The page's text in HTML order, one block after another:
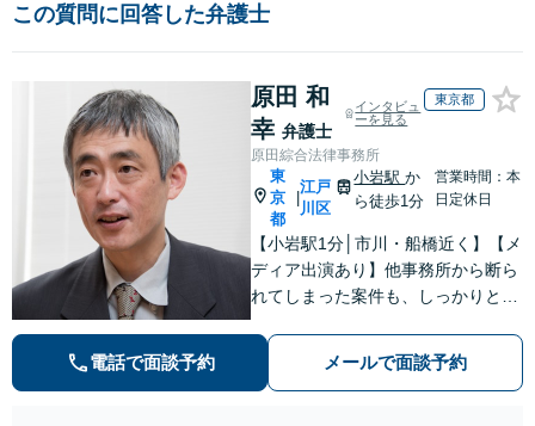
この質問に回答した弁護士
原田 和
幸 弁護士
インタビュ
ーを見る
東京都
原田綜合法律事務所
東
京
都
|
江戸
川区
小岩駅か
ら徒歩1分
営業時間：本
日定休日
【小岩駅1分│市川・船橋近く】【メ
ディア出演あり】他事務所から断ら
れてしまった案件も、しっかりと面
【解決実績約1000件】豊富な離婚調
停・裁判実績あり【不動産業界出
電話で面談予約 メールで面談予約